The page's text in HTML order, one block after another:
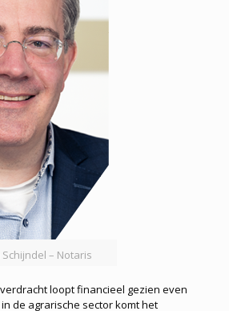
– Notaris
loopt financieel gezien even
de agrarische sector komt het